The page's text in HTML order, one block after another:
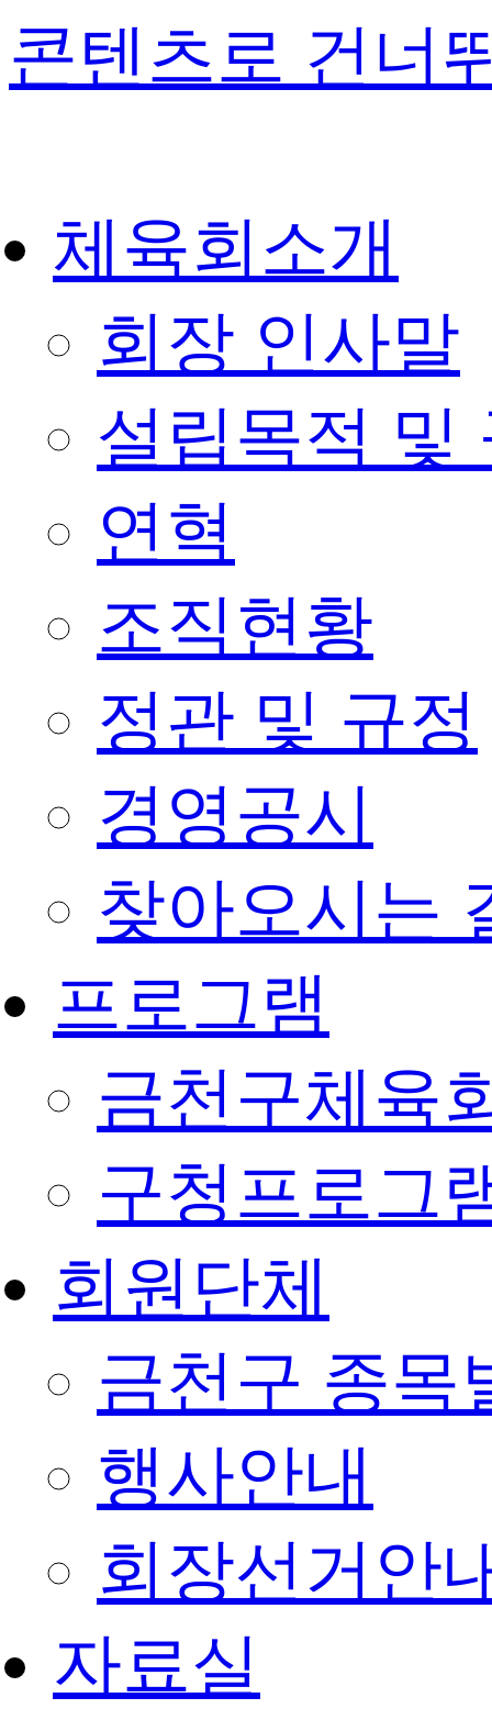
콘텐츠로 건너
체육회소개
회장 인사말
설립목적 및
연혁
조직현황
정관 및 규정
경영공시
찾아오시는
프로그램
금천구체육
구청프로그
회원단체
금천구 종목
행사안내
회장선거안
자료실